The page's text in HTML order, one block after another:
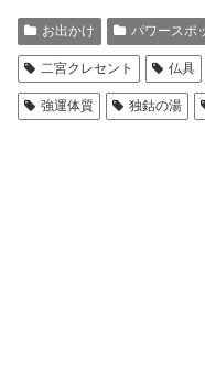
お出かけ パワースポ
二宮クレセント 仏具
強運体質 独鈷の湯